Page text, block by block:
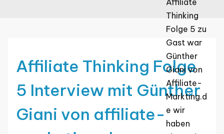
Affiliate Thinking Folge
5 Interview mit Günther
Giani von affiliate-
Affiliate
Thinking
Folge 5 zu
Gast war
Günther
Giani von
Affiliate-
Markting.d
e wir
haben